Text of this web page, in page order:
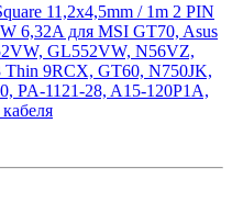
11,2x4,5mm / 1m 2 PIN
6,32A для MSI GT70, Asus
GL552VW, N56VZ,
9RCX, GT60, N750JK,
PA-1121-28, A15-120P1A,